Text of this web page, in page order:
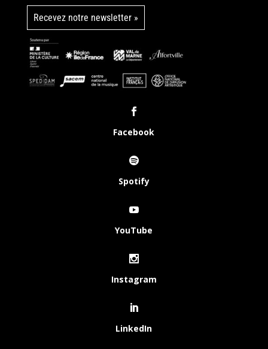
Recevez notre newsletter »
Facebook
Spotify
YouTube
Instagram
LinkedIn